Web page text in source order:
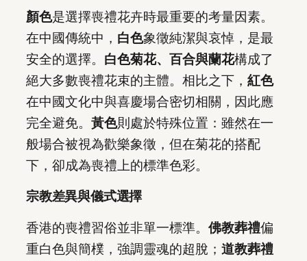
顏色是選擇喪禮花卉時最重要的考量因素。
在中國傳統中， 白色象徵純潔與哀悼，是最
安全的選擇。 白色菊花、百合與蘭花構成了
絕大多數喪禮花束的主體。相比之下， 紅色
在中國文化中與喜慶場合密切相關，因此應
完全避免。 黃色則處於特殊位置：雖然在一
般場合被視為歡樂象徵，但在菊花的搭配
下，卻成為喪禮上的標準色彩。
宗教差異與儀式選擇
香港的喪禮習俗並非單一標準。 佛教葬禮偏
重白色與簡樸，強調靈魂的超脫； 道教葬禮